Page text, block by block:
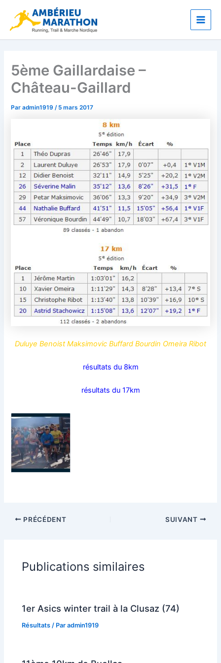
contenu
Main
5ème Gaillardaise –
Château-Gaillard
Paradmin1919/ 5 mars 2017
Duluye Benoist Maksimovic Buffard Bourdin Omeira Ribot
résultats du 8km
résultats du 17km
PRÉCÉDENT SUIVANT
Publications similaires
1er Asics winter trail à la Clusaz (74)
Résultats / Paradmin1919